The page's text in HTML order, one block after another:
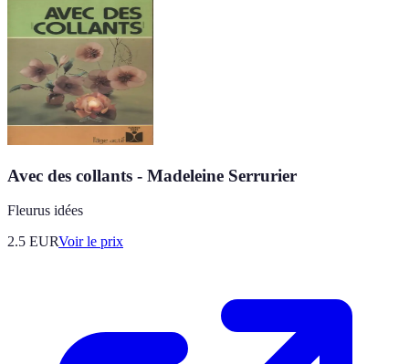
Avec des collants - Madeleine Serrurier
Fleurus idées
2.5 EURVoir le prix